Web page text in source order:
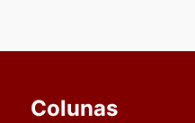
Colunas